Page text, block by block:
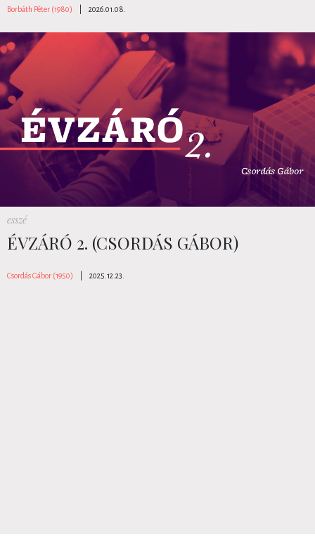
Borbáth Péter (1980) 2026.01.08.
esszé
ÉVZÁRÓ 2. (CSORDÁS GÁBOR)
Csordás Gábor (1950) 2025.12.23.